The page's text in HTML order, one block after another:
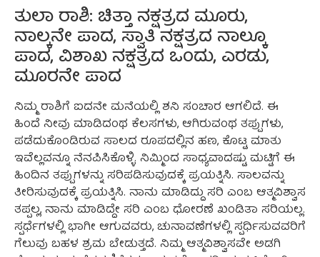
ತುಲಾ ರಾಶಿ: ಚಿತ್ತಾ ನಕ್ಷತ್ರದ ಮೂರು,
ನಾಲ್ಕನೇ ಪಾದ, ಸ್ವಾತಿ ನಕ್ಷತ್ರದ ನಾಲ್ಕೂ
ಪಾದ, ವಿಶಾಖ ನಕ್ಷತ್ರದ ಒಂದು, ಎರಡು,
ಮೂರನೇ ಪಾದ
ನಿಮ್ಮ ರಾಶಿಗೆ ಐದನೇ ಮನೆಯಲ್ಲಿ ಶನಿ ಸಂಚಾರ ಆಗಲಿದೆ. ಈ
ಹಿಂದೆ ನೀವು ಮಾಡಿದಂಥ ಕೆಲಸಗಳು, ಆಗಿರುವಂಥ ತಪ್ಪುಗಳು,
ಪಡೆದುಕೊಂಡಿರುವ ಸಾಲದ ರೂಪದಲ್ಲಿನ ಹಣ, ಕೊಟ್ಟ ಮಾತು
ಇವೆಲ್ಲವನ್ನೂ ನೆನಪಿಸಿಕೊಳ್ಳಿ. ನಿಮ್ಮಿಂದ ಸಾಧ್ಯವಾದಷ್ಟು ಮಟ್ಟಿಗೆ ಈ
ಹಿಂದಿನ ತಪ್ಪುಗಳನ್ನು ಸರಿಪಡಿಸುವುದಕ್ಕೆ ಪ್ರಯತ್ನಿಸಿ. ಸಾಲವನ್ನು
ತೀರಿಸುವುದಕ್ಕೆ ಪ್ರಯತ್ನಿಸಿ. ನಾನು ಮಾಡಿದ್ದು ಸರಿ ಎಂಬ ಆತ್ಮವಿಶ್ವಾಸ
ತಪ್ಪಲ್ಲ, ನಾನು ಮಾಡಿದ್ದೇ ಸರಿ ಎಂಬ ಧೋರಣೆ ಖಂಡಿತಾ ಸರಿಯಲ್ಲ.
ಸ್ಪರ್ಧೆಗಳಲ್ಲಿ ಭಾಗೀ ಆಗುವವರು, ಚುನಾವಣೆಗಳಲ್ಲಿ ಸ್ಪರ್ಧಿಸುವವರಿಗೆ
ಗೆಲುವು ಬಹಳ ಶ್ರಮ ಬೇಡುತ್ತದೆ. ನಿಮ್ಮ ಆತ್ಮವಿಶ್ವಾಸವೇ ಅಡಗಿ